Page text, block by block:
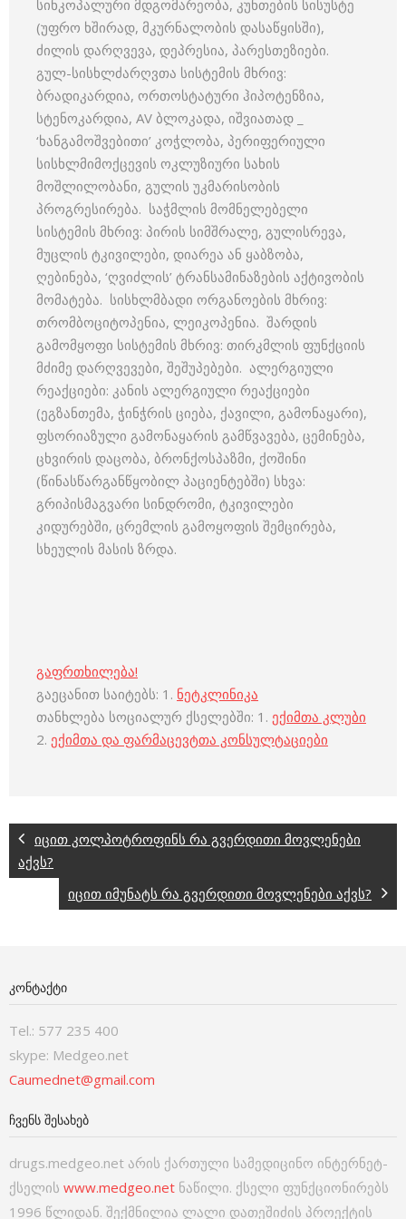
სინკოპალური მდგომარეობა, კუნთების სისუსტე
(უფრო ხშირად, მკურნალობის დასაწყისში),
ძილის დარღვევა, დეპრესია, პარესთეზიები.
გულ-სისხლძარღვთა სისტემის მხრივ:
ბრადიკარდია, ორთოსტატური ჰიპოტენზია,
სტენოკარდია, AV ბლოკადა, იშვიათად _
‘ხანგამოშვებითი’ კოჭლობა, პერიფერიული
სისხლმიმოქცევის ოკლუზიური სახის
მოშლილობანი, გულის უკმარისობის
პროგრესირება. საჭმლის მომნელებელი
სისტემის მხრივ: პირის სიმშრალე, გულისრევა,
მუცლის ტკივილები, დიარეა ან ყაბზობა,
ღებინება, ‘ღვიძლის’ ტრანსამინაზების აქტივობის
მომატება. სისხლმბადი ორგანოების მხრივ:
თრომბოციტოპენია, ლეიკოპენია. შარდის
გამომყოფი სისტემის მხრივ: თირკმლის ფუნქციის
მძიმე დარღვევები, შეშუპებები. ალერგიული
რეაქციები: კანის ალერგიული რეაქციები
(ეგზანთემა, ჭინჭრის ციება, ქავილი, გამონაყარი),
ფსორიაზული გამონაყარის გამწვავება, ცემინება,
ცხვირის დაცობა, ბრონქოსპაზმი, ქოშინი
(წინასწარგანწყობილ პაციენტებში) სხვა:
გრიპისმაგვარი სინდრომი, ტკივილები
კიდურებში, ცრემლის გამოყოფის შემცირება,
სხეულის მასის ზრდა.
გაფრთხილება!
გაეცანით საიტებს: 1. ნეტკლინიკა
თანხლება სოციალურ ქსელებში: 1. ექიმთა კლუბი
2. ექიმთა და ფარმაცევტთა კონსულტაციები
იცით კოლპოტროფინს რა გვერდითი მოვლენები
აქვს?
იცით იმუნატს რა გვერდითი მოვლენები აქვს?
ᲙᲝᲜᲢᲐᲥᲢᲘ
Tel.: 577 235 400
skype: Medgeo.net
Caumednet@gmail.com
ᲩᲕᲔᲜᲡ ᲨᲔᲡᲐᲮᲔᲑ
drugs.medgeo.net არის ქართული სამედიცინო ინტერნეტ-
ქსელის www.medgeo.net ნაწილი. ქსელი ფუნქციონირებს
1996 წლიდან. შექმნილია ლალი დათეშიძის პროექტის